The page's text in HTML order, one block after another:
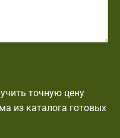
точную цену
из каталога готовых